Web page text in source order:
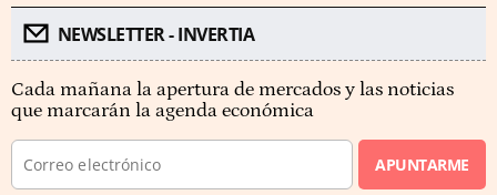
NEWSLETTER - INVERTIA
Cada mañana la apertura de mercados y las noticias
que marcarán la agenda económica
APUNTARME